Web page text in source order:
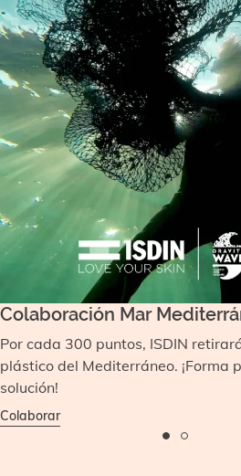
Colaboración Mar
Por cada 300 puntos, ISDIN
plástico del Mediterráneo. ¡Forma
solución!
Colaborar